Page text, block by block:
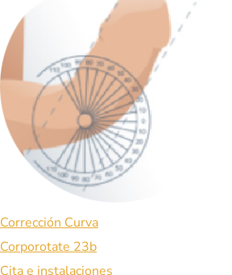
Corrección Curva
Corporotate 23b
Cita e instalaciones